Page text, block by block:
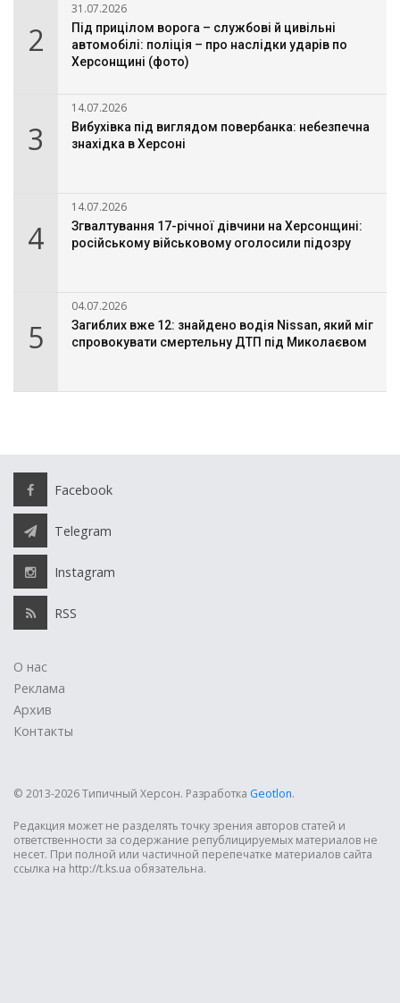
2
31.07.2026
Під прицілом ворога – службові й цивільні
автомобілі: поліція – про наслідки ударів по
Херсонщині (фото)
3
14.07.2026
Вибухівка під виглядом повербанка: небезпечна
знахідка в Херсоні
4
14.07.2026
Згвалтування 17-річної дівчини на Херсонщині:
російському військовому оголосили підозру
5
04.07.2026
Загиблих вже 12: знайдено водія Nissan, який міг
спровокувати смертельну ДТП під Миколаєвом
Facebook
Telegram
Instagram
RSS
О нас
Реклама
Архив
Контакты
© 2013-2026 Типичный Херсон. Разработка Geotlon.
Редакция может не разделять точку зрения авторов статей и
ответственности за содержание републицируемых материалов не
несет. При полной или частичной перепечатке материалов сайта
ссылка на http://t.ks.ua обязательна.